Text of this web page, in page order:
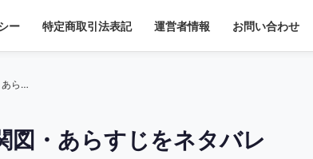
ー 特定商取引法表記 運営者情報 お問い合わせ
【ドラマ】『風のガーデン』キャスト・相関図・あらすじをネタバレ
図・あらすじをネタバレ